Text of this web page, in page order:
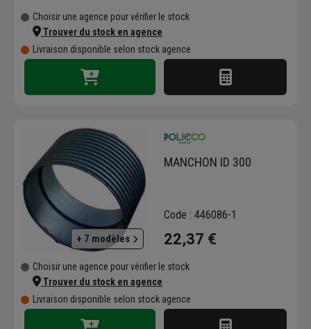
Choisir une agence pour vérifier le stock
Trouver du stock en agence
Livraison disponible selon stock agence
+ 7 modèles
MANCHON ID 300
Code : 446086-1
22,37 €
Choisir une agence pour vérifier le stock
Trouver du stock en agence
Livraison disponible selon stock agence